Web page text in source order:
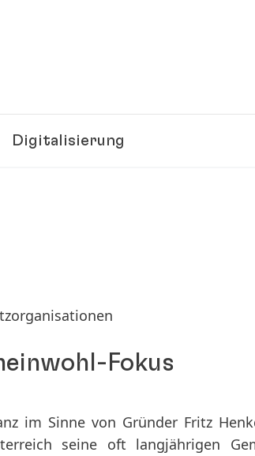
Digitalisierung
Fokus
im Sinne von Gründer Fritz
seine oft langjährigen